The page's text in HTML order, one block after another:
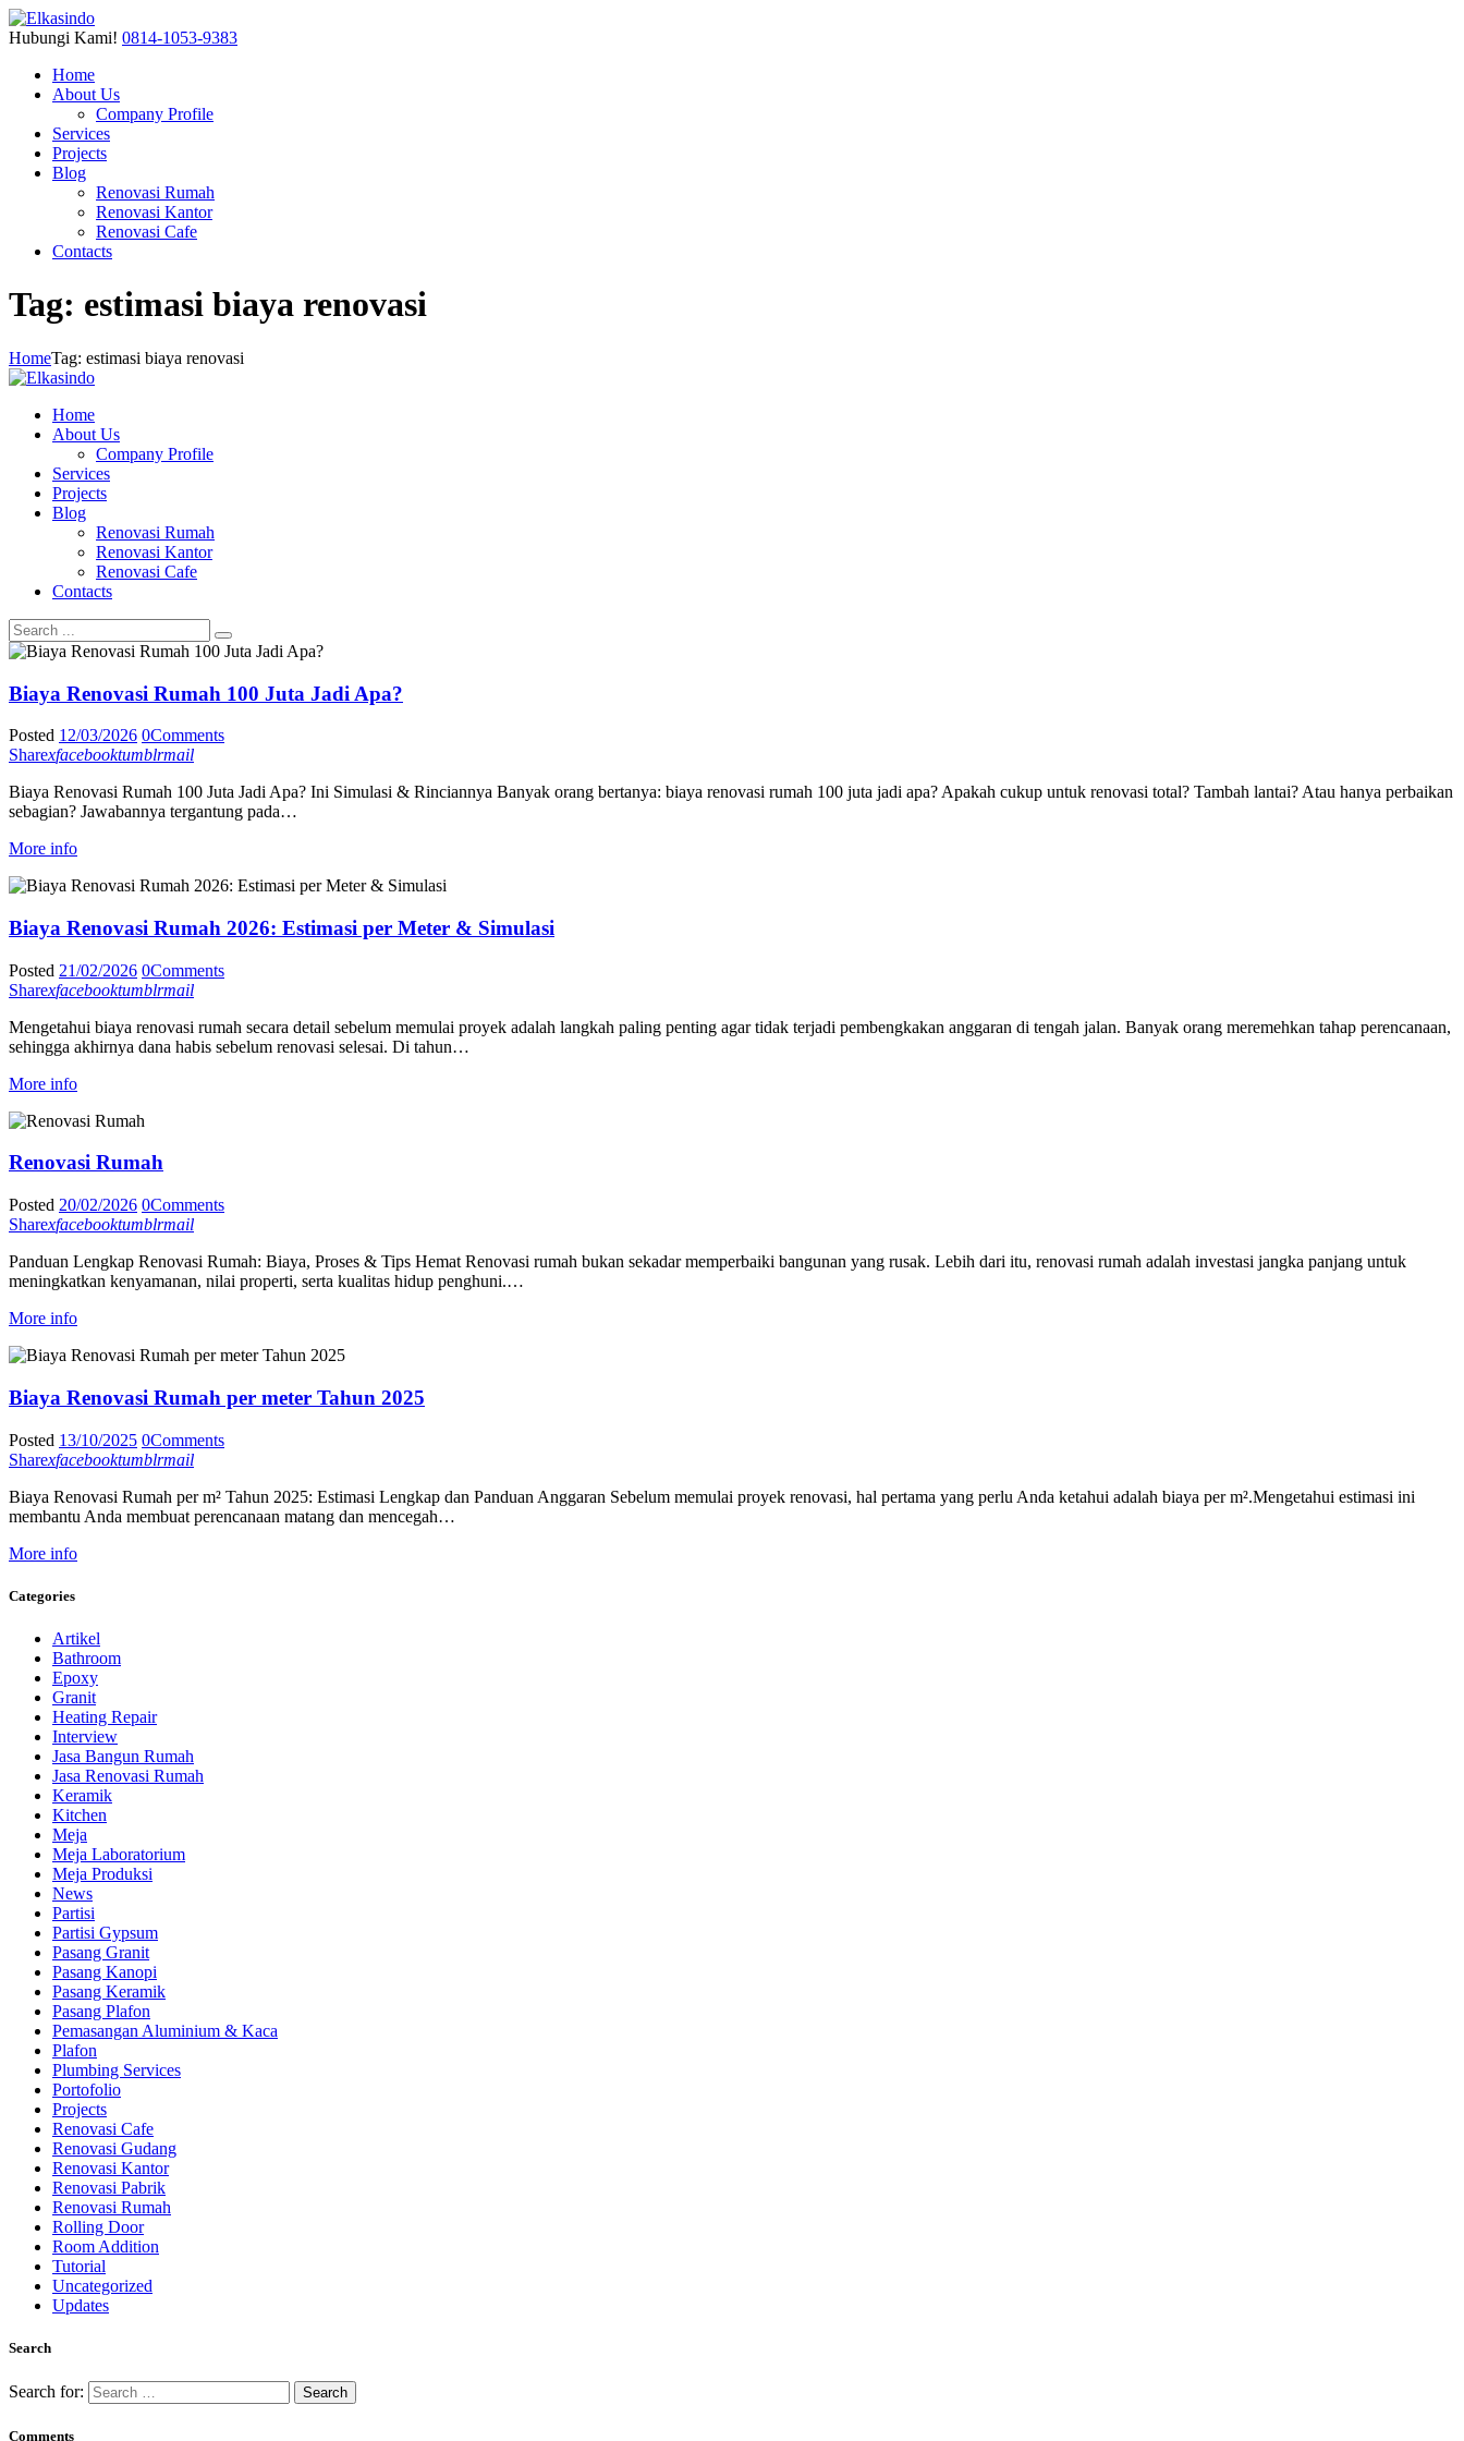
Hubungi Kami! 0814-1053-9383
Home
About Us
Company Profile
Services
Projects
Blog
Renovasi Rumah
Renovasi Kantor
Renovasi Cafe
Contacts
Tag: estimasi biaya renovasi
HomeTag: estimasi biaya renovasi
Home
About Us
Company Profile
Services
Projects
Blog
Renovasi Rumah
Renovasi Kantor
Renovasi Cafe
Contacts
Biaya Renovasi Rumah 100 Juta Jadi Apa?
Posted 12/03/2026 0Comments
Sharexfacebooktumblrmail
Biaya Renovasi Rumah 100 Juta Jadi Apa? Ini Simulasi & Rinciannya Banyak orang bertanya: biaya renovasi rumah 100 juta jadi apa? Apakah cukup untuk renovasi total? Tambah lantai? Atau hanya perbaikan
sebagian? Jawabannya tergantung pada…
More info
Biaya Renovasi Rumah 2026: Estimasi per Meter & Simulasi
Posted 21/02/2026 0Comments
Sharexfacebooktumblrmail
Mengetahui biaya renovasi rumah secara detail sebelum memulai proyek adalah langkah paling penting agar tidak terjadi pembengkakan anggaran di tengah jalan. Banyak orang meremehkan tahap perencanaan,
sehingga akhirnya dana habis sebelum renovasi selesai. Di tahun…
More info
Renovasi Rumah
Posted 20/02/2026 0Comments
Sharexfacebooktumblrmail
Panduan Lengkap Renovasi Rumah: Biaya, Proses & Tips Hemat Renovasi rumah bukan sekadar memperbaiki bangunan yang rusak. Lebih dari itu, renovasi rumah adalah investasi jangka panjang untuk
meningkatkan kenyamanan, nilai properti, serta kualitas hidup penghuni.…
More info
Biaya Renovasi Rumah per meter Tahun 2025
Posted 13/10/2025 0Comments
Sharexfacebooktumblrmail
Biaya Renovasi Rumah per m² Tahun 2025: Estimasi Lengkap dan Panduan Anggaran Sebelum memulai proyek renovasi, hal pertama yang perlu Anda ketahui adalah biaya per m².Mengetahui estimasi ini
membantu Anda membuat perencanaan matang dan mencegah…
More info
Categories
Artikel
Bathroom
Epoxy
Granit
Heating Repair
Interview
Jasa Bangun Rumah
Jasa Renovasi Rumah
Keramik
Kitchen
Meja
Meja Laboratorium
Meja Produksi
News
Partisi
Partisi Gypsum
Pasang Granit
Pasang Kanopi
Pasang Keramik
Pasang Plafon
Pemasangan Aluminium & Kaca
Plafon
Plumbing Services
Portofolio
Projects
Renovasi Cafe
Renovasi Gudang
Renovasi Kantor
Renovasi Pabrik
Renovasi Rumah
Rolling Door
Room Addition
Tutorial
Uncategorized
Updates
Search
Search for:
Comments